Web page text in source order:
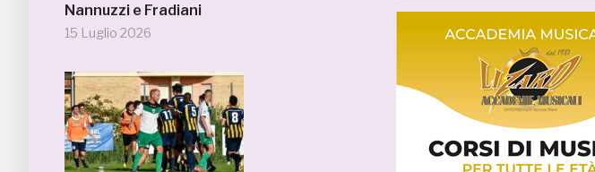
Nannuzzi e Fradiani
15 Luglio 2026